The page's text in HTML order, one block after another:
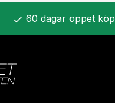
check 60 dagar öppet köp